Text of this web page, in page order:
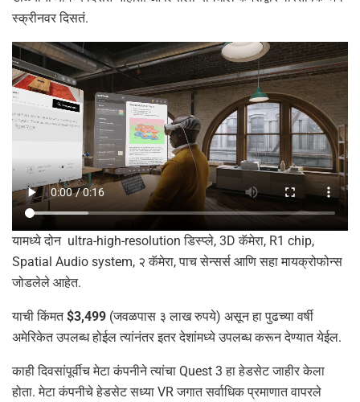
स्क्रीनवर दिसतं.
यामध्ये दोन ultra-high-resolution डिस्प्ले, 3D कॅमेरा, R1 chip,
Spatial Audio system, २ कॅमेरा, पाच सेन्सर्स आणि सहा मायक्रोफोन्स
जोडलेले आहेत.
याची किंमत$3,499 (जवळपास ३ लाख रुपये) असून हा पुढच्या वर्षी
अमेरिकेत उपलब्ध होईल त्यांनंतर इतर देशांमध्ये उपलब्ध करून देण्यात येईल.
काही दिवसांपूर्वीच मेटा कंपनीने त्यांचा Quest 3 हा हेडसेट जाहीर केला
होता. मेटा कंपनीचे हेडसेट सध्या VR जगात सर्वाधिक प्रमाणात वापरले